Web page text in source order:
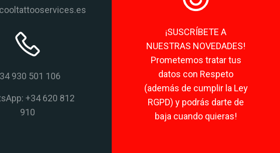
930 501 106
+34 620 812
910
¡SUSCRÍBETE A
NUESTRAS NOVEDADES!
Prometemos tratar tus
datos con Respeto
(además de cumplir la Ley
RGPD) y podrás darte de
baja cuando quieras!